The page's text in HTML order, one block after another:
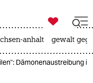

taz zahl ich
anhalt gewalt
Dämonenaustreibung